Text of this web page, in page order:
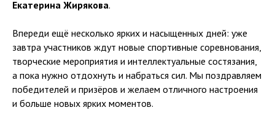
Екатерина Жирякова.
Впереди ещё несколько ярких и насыщенных дней: уже
завтра участников ждут новые спортивные соревнования,
творческие мероприятия и интеллектуальные состязания,
а пока нужно отдохнуть и набраться сил. Мы поздравляем
победителей и призёров и желаем отличного настроения
и больше новых ярких моментов.